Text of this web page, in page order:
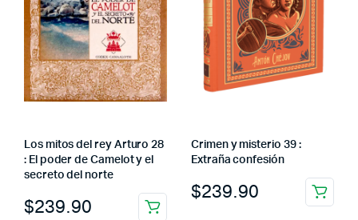
Los mitos del rey Arturo 28
: El poder de Camelot y el
secreto del norte
$239.90
Crimen y misterio 39 :
Extraña confesión
$239.90